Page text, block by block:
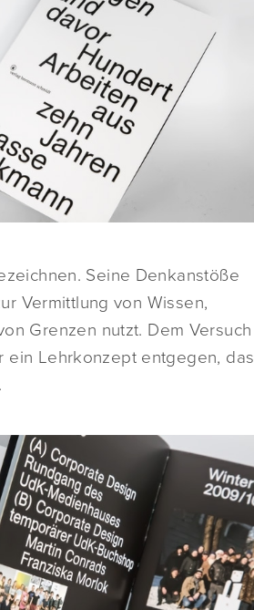
Seine Denkanstöße
Vermittlung von Wissen,
Grenzen nutzt. Dem Versuch
ein Lehrkonzept entgegen, das